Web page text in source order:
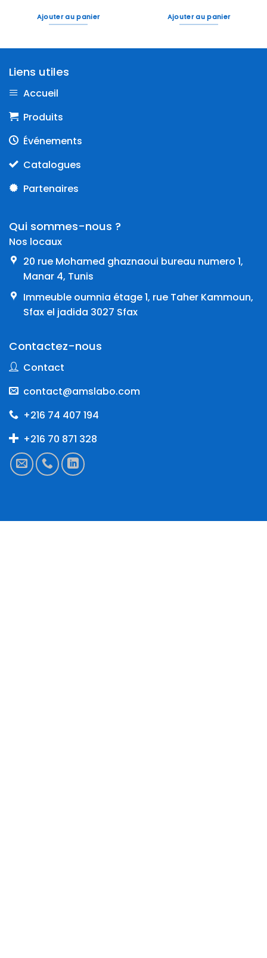
Ajouter au panier Ajouter au panier
Liens utiles
Accueil
Produits
Événements
Catalogues
Partenaires
Qui sommes-nous ?
Nos locaux
20 rue Mohamed ghaznaoui bureau numero 1,
Manar 4, Tunis
Immeuble oumnia étage 1, rue Taher Kammoun,
Sfax el jadida 3027 Sfax
Contactez-nous
Contact
contact@amslabo.com
+216 74 407 194
+216 70 871 328